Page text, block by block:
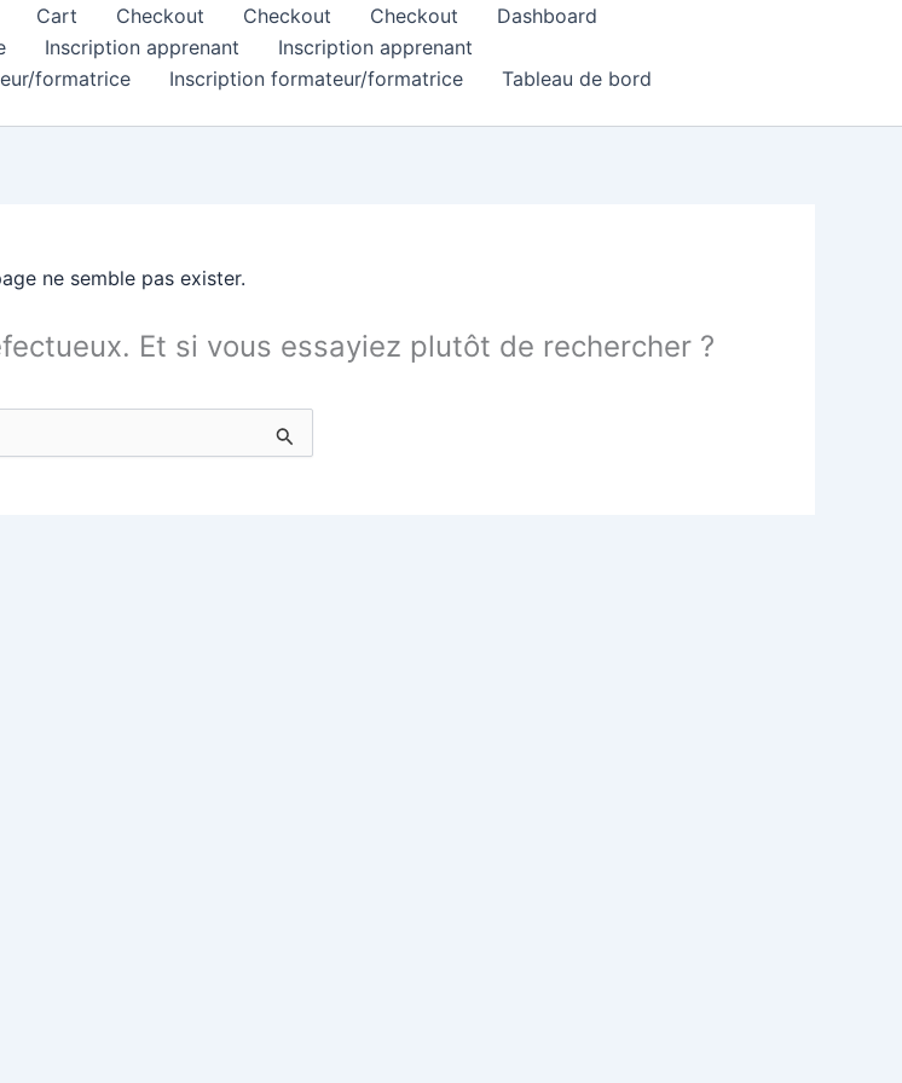
Cart Checkout Checkout Checkout
Dashboard
Inscription apprenant
Inscription apprenant
formatrice
Inscription formateur/formatrice
Tableau de bord
ne semble pas exister.
Et si vous essayiez plutôt de rechercher ?